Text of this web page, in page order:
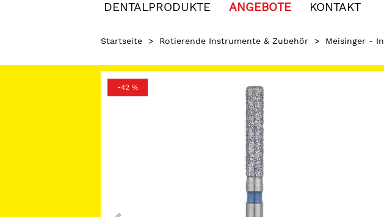
DENTALPRODUKTE ANGEBOTE KONTAKT
Startseite > Rotierende Instrumente & Zubehör > Meisinger -
-42 %